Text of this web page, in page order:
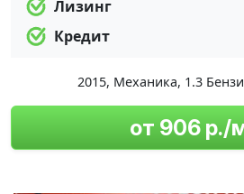
Лизинг
Кредит
2015, Механика, 1.3
от 906 р./